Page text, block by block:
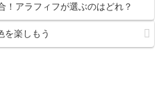
！アラフィフが選ぶのはどれ？
を楽しもう